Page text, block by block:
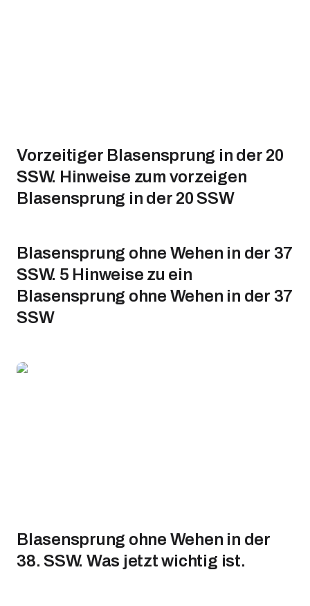
Vorzeitiger Blasensprung in der 20
SSW. Hinweise zum vorzeigen
Blasensprung in der 20 SSW
Blasensprung ohne Wehen in der 37
SSW. 5 Hinweise zu ein
Blasensprung ohne Wehen in der 37
SSW
Blasensprung ohne Wehen in der
38. SSW. Was jetzt wichtig ist.